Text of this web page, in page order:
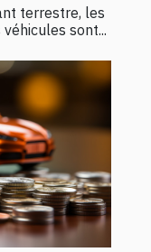
terrestre, les
sont...